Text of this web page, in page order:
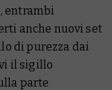
entrambi
anche nuovi set
di purezza dai
il sigillo
parte